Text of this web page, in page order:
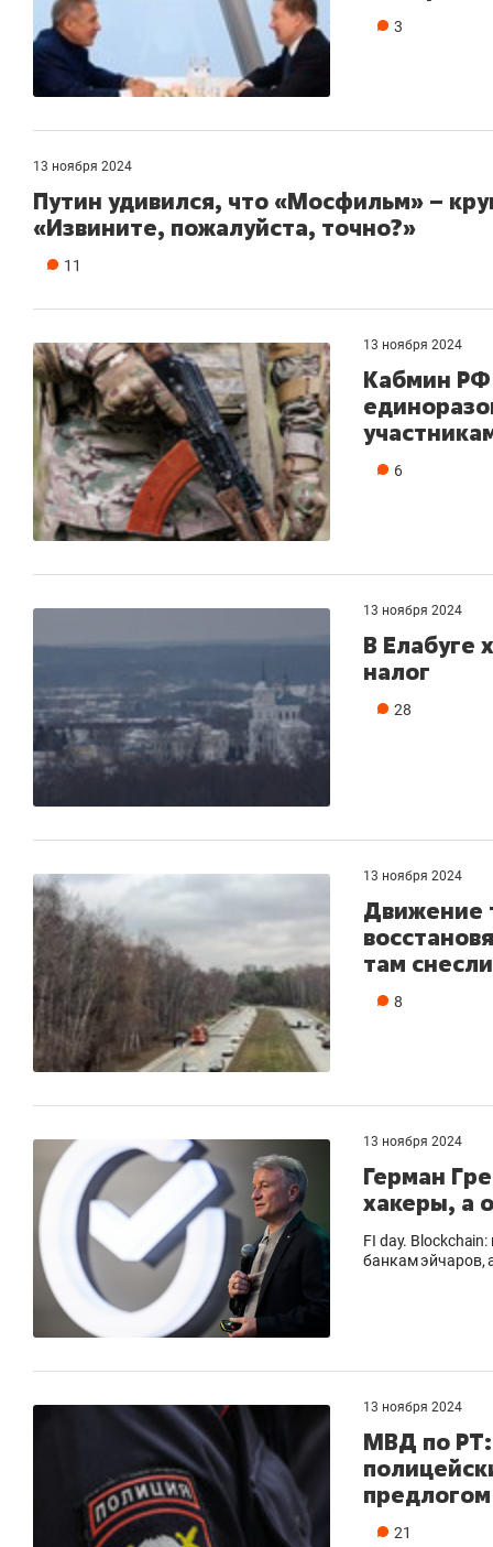
3
13 ноября 2024
Путин удивился, что «Мосфильм» –
«Извините, пожалуйста, точно?»
11
13 ноября 2024
Кабмин
6
13 ноября 2024
В Елабуге
налог
28
13 ноября 2024
Движение
там
8
13 ноября 2024
Герман
хакеры, а
FI day.
банкам эйчаров,
13 ноября 2024
МВД по
21